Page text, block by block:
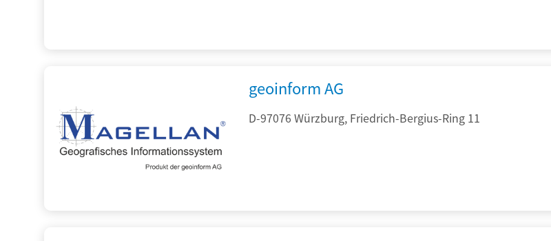
geoinform AG
D-97076 Würzburg, Friedrich-Bergius-Ring 11